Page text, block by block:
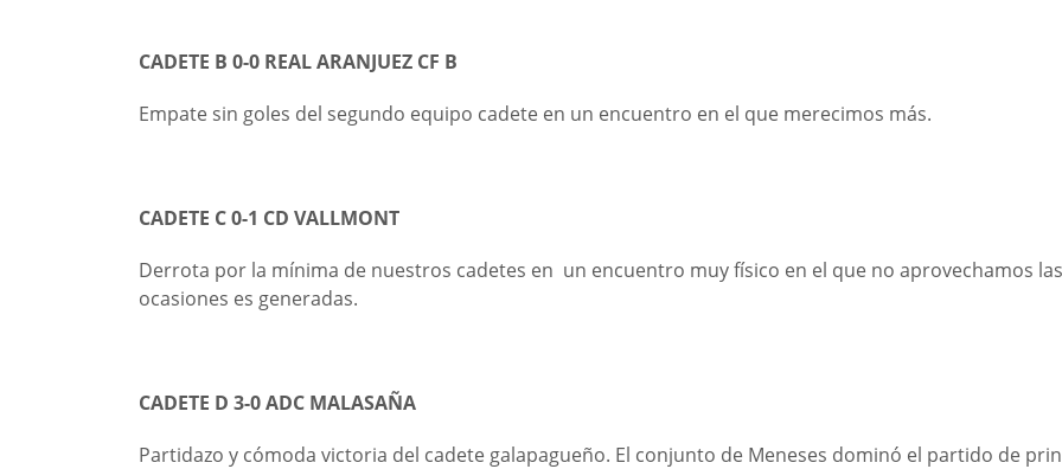
CADETE B 0-0 REAL ARANJUEZ CF B
Empate sin goles del segundo equipo cadete en un encuentro en el que merecimos más.
CADETE C 0-1 CD VALLMONT
Derrota por la mínima de nuestros cadetes en un encuentro muy físico en el que no aprovechamos las
ocasiones es generadas.
CADETE D 3-0 ADC MALASAÑA
Partidazo y cómoda victoria del cadete galapagueño. El conjunto de Meneses dominó el partido de